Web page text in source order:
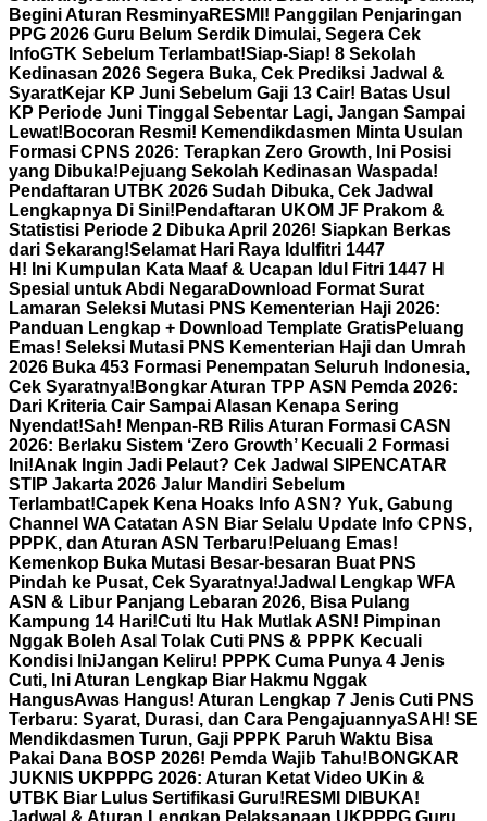
Begini Aturan ResminyaRESMI! Panggilan Penjaringan
PPG 2026 Guru Belum Serdik Dimulai, Segera Cek
InfoGTK Sebelum Terlambat!Siap-Siap! 8 Sekolah
Kedinasan 2026 Segera Buka, Cek Prediksi Jadwal &
SyaratKejar KP Juni Sebelum Gaji 13 Cair! Batas Usul
KP Periode Juni Tinggal Sebentar Lagi, Jangan Sampai
Lewat! Bocoran Resmi! Kemendikdasmen Minta Usulan
Formasi CPNS 2026: Terapkan Zero Growth, Ini Posisi
yang Dibuka! Pejuang Sekolah Kedinasan Waspada!
Pendaftaran UTBK 2026 Sudah Dibuka, Cek Jadwal
Lengkapnya Di Sini! Pendaftaran UKOM JF Prakom &
Statistisi Periode 2 Dibuka April 2026! Siapkan Berkas
dari Sekarang!Selamat Hari Raya Idulfitri 1447
H! Ini Kumpulan Kata Maaf & Ucapan Idul Fitri 1447 H
Spesial untuk Abdi NegaraDownload Format Surat
Lamaran Seleksi Mutasi PNS Kementerian Haji 2026:
Panduan Lengkap + Download Template GratisPeluang
Emas! Seleksi Mutasi PNS Kementerian Haji dan Umrah
2026 Buka 453 Formasi Penempatan Seluruh Indonesia,
Cek Syaratnya! Bongkar Aturan TPP ASN Pemda 2026:
Dari Kriteria Cair Sampai Alasan Kenapa Sering
Nyendat!Sah! Menpan-RB Rilis Aturan Formasi CASN
2026: Berlaku Sistem ‘Zero Growth’ Kecuali 2 Formasi
Ini!Anak Ingin Jadi Pelaut? Cek Jadwal SIPENCATAR
STIP Jakarta 2026 Jalur Mandiri Sebelum
Terlambat!Capek Kena Hoaks Info ASN? Yuk, Gabung
Channel WA Catatan ASN Biar Selalu Update Info CPNS,
PPPK, dan Aturan ASN Terbaru! Peluang Emas!
Kemenkop Buka Mutasi Besar-besaran Buat PNS
Pindah ke Pusat, Cek Syaratnya!Jadwal Lengkap WFA
ASN & Libur Panjang Lebaran 2026, Bisa Pulang
Kampung 14 Hari!Cuti Itu Hak Mutlak ASN! Pimpinan
Nggak Boleh Asal Tolak Cuti PNS & PPPK Kecuali
Kondisi IniJangan Keliru! PPPK Cuma Punya 4 Jenis
Cuti, Ini Aturan Lengkap Biar Hakmu Nggak
HangusAwas Hangus! Aturan Lengkap 7 Jenis Cuti PNS
Terbaru: Syarat, Durasi, dan Cara PengajuannyaSAH! SE
Mendikdasmen Turun, Gaji PPPK Paruh Waktu Bisa
Pakai Dana BOSP 2026! Pemda Wajib Tahu! BONGKAR
JUKNIS UKPPPG 2026: Aturan Ketat Video UKin &
UTBK Biar Lulus Sertifikasi Guru! RESMI DIBUKA!
Jadwal & Aturan Lengkap Pelaksanaan UKPPPG Guru